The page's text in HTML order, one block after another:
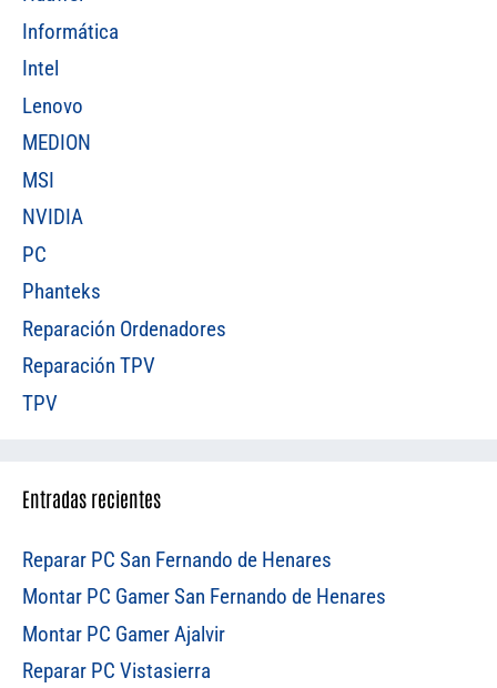
Informática
Intel
Lenovo
MEDION
MSI
NVIDIA
PC
Phanteks
Reparación Ordenadores
Reparación TPV
TPV
Entradas recientes
Reparar PC San Fernando de Henares
Montar PC Gamer San Fernando de Henares
Montar PC Gamer Ajalvir
Reparar PC Vistasierra